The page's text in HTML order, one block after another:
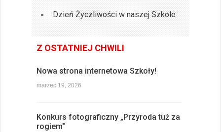
Dzień Życzliwości w naszej Szkole
Z OSTATNIEJ CHWILI
Nowa strona internetowa Szkoły!
marzec 19, 2026
Konkurs fotograficzny „Przyroda tuż za
rogiem"